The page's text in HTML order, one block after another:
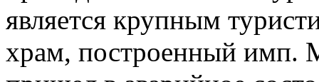
является крупным
храм, построенный имп.